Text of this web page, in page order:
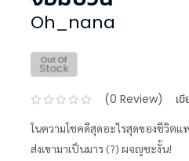
Oh_nana
(0 Review) เ
ในความโชคดีสุดอะไรสุดของชีวิต
ส่งเขามาเป็นมาร (?) ผจญชะงั้น!